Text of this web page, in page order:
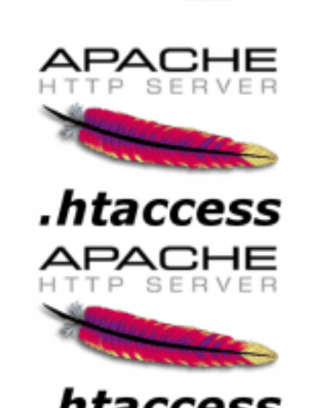
Lista de códigos de status HTTP
25 de novembro de 2014 11 min de leitura
Redirecionamento de erros HTTP
utilizando o .htaccess (Apache)
24 de novembro de 2014 1 min de leitura